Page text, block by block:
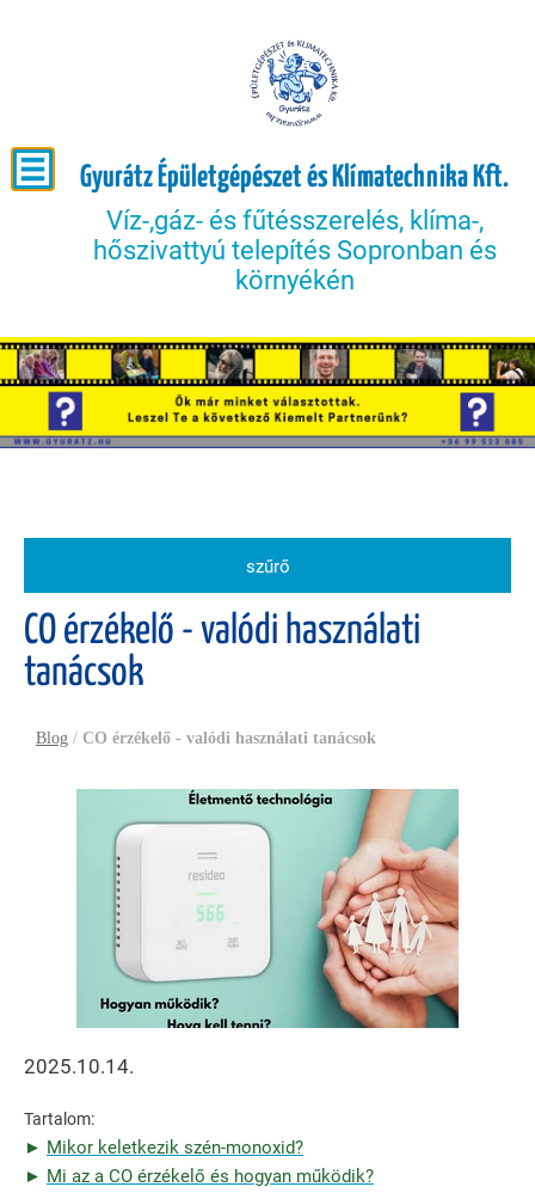
Gyurátz Épületgépészet és Klímatechnika Kft.
Víz-,gáz- és fűtésszerelés, klíma-,
hőszivattyú telepítés Sopronban és
környékén
szűrő
CO érzékelő - valódi használati
tanácsok
Blog / CO érzékelő - valódi használati tanácsok
2025.10.14.
Tartalom:
► Mikor keletkezik szén-monoxid?
► Mi az a CO érzékelő és hogyan működik?